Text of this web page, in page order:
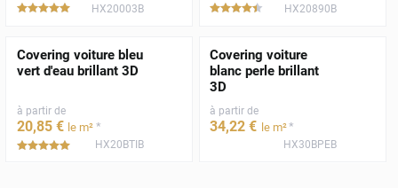
*****HX20003B ***** HX20890B
Covering voiture bleu
vert d'eau brillant 3D
à partir de
20,85 € le m² *
*****HX20BTIB
Covering voiture
blanc perle brillant
3D
à partir de
34,22 € le m²*
HX30BPEB